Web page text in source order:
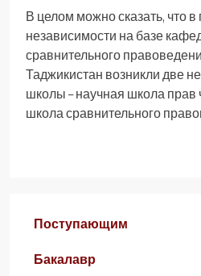
В целом можно сказать, что
независимости на базе
сравнительного
Таджикистан возникли две
школы – научная школа прав
школа сравнительного
Поступающим
Бакалавр